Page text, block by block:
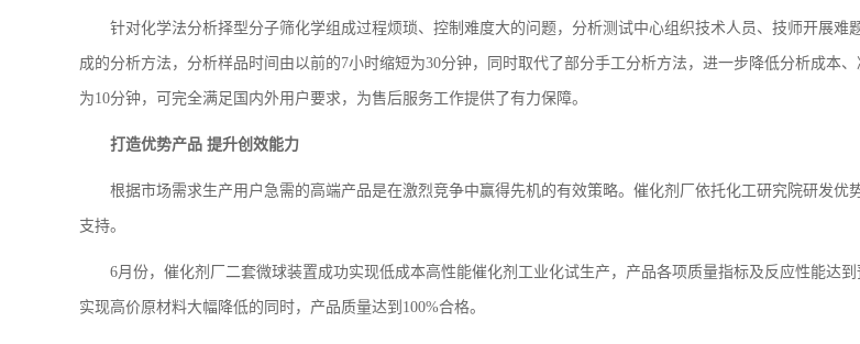
针对化学法分析择型分子筛化学组成过程烦琐、控制难度大的问题，分析测试中心组织技术人员、技师开展
成的分析方法，分析样品时间由以前的7小时缩短为30分钟，同时取代了部分手工分析方法，进一步降低分析成本
为10分钟，可完全满足国内外用户要求，为售后服务工作提供了有力保障。
打造优势产品 提升创效能力
根据市场需求生产用户急需的高端产品是在激烈竞争中赢得先机的有效策略。催化剂厂依托化工研究院研发
支持。
6月份，催化剂厂二套微球装置成功实现低成本高性能催化剂工业化试生产，产品各项质量指标及反应性能达
实现高价原材料大幅降低的同时，产品质量达到100%合格。